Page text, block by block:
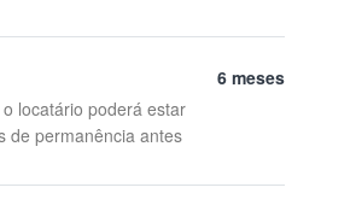
locatário poderá estar
de permanência antes
6 meses